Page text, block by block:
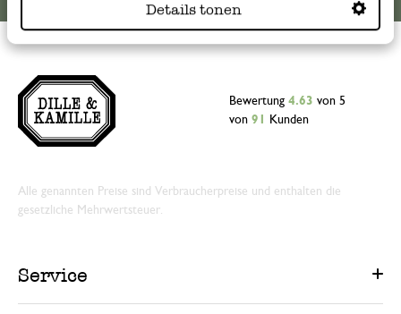
Details tonen
Bewertung 4.63 von 5
von 91 Kunden
Alle genannten Preise sind Verbraucherpreise und enthalten die
gesetzliche Mehrwertsteuer.
Service